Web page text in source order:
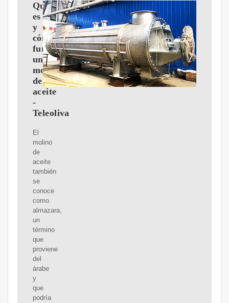
Qué
es
y
cómo
funciona
un
molino
de
aceite
-
Teleoliva
El
molino
de
aceite
también
se
conoce
como
almazara,
un
término
que
proviene
del
árabe
y
que
podría